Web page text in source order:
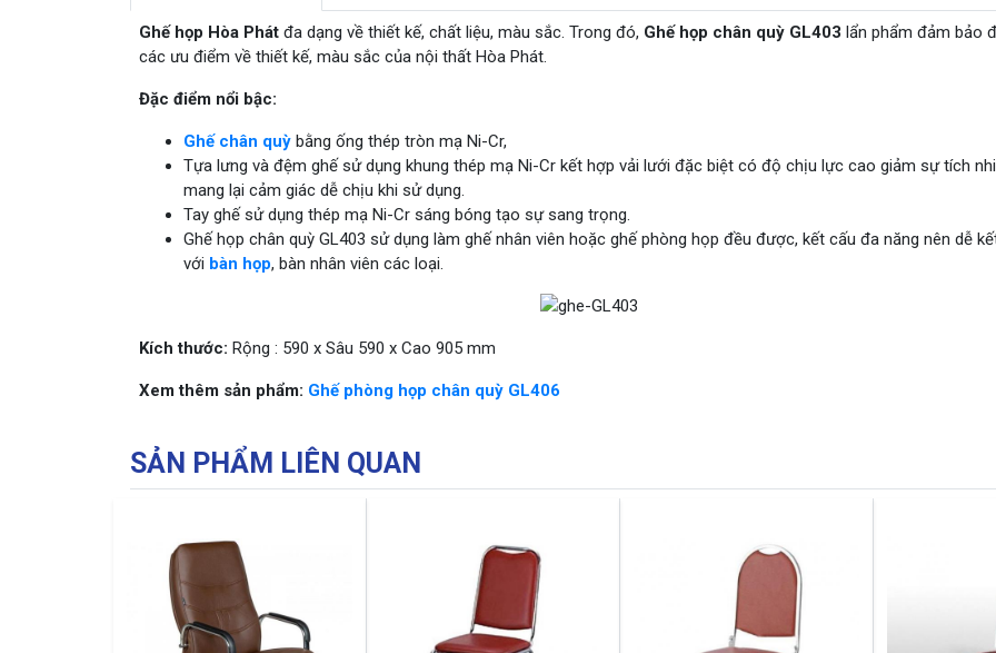
Ghế họp Hòa Phát đa dạng về thiết kế, chất liệu, màu sắc. Trong đó, Ghế họp chân quỳ GL403 lẩn phẩm đảm bảo
các ưu điểm về thiết kế, màu sắc của nội thất Hòa Phát.
Đặc điểm nổi bậc:
Ghế chân quỳ bằng ống thép tròn mạ Ni-Cr,
Tựa lưng và đệm ghế sử dụng khung thép mạ Ni-Cr kết hợp vải lưới đặc biệt có độ chịu lực cao giảm sự tích
mang lại cảm giác dễ chịu khi sử dụng.
Tay ghế sử dụng thép mạ Ni-Cr sáng bóng tạo sự sang trọng.
Ghế họp chân quỳ GL403 sử dụng làm ghế nhân viên hoặc ghế phòng họp đều được, kết cấu đa năng nên dễ
với bàn họp, bàn nhân viên các loại.
Kích thước: Rộng : 590 x Sâu 590 x Cao 905 mm
Xem thêm sản phẩm: Ghế phòng họp chân quỳ GL406
SẢN PHẨM LIÊN QUAN